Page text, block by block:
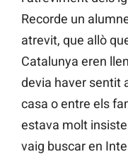
Recorde un
atrevit, que allò
Catalunya eren
devia haver sentit
casa o entre els
estava molt
vaig buscar en